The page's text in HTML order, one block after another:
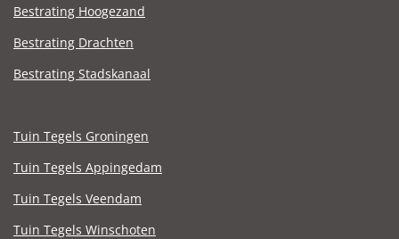
Bestrating Hoogezand
Bestrating Drachten
Bestrating Stadskanaal
Tuin Tegels Groningen
Tuin Tegels Appingedam
Tuin Tegels Veendam
Tuin Tegels Winschoten